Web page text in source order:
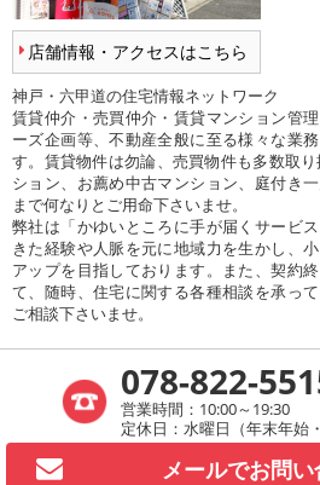
店舗情報・アクセスはこちら
神戸・六甲道の住宅情報ネットワーク
賃貸仲介・売買仲介・賃貸マンション管
ーズ企画等、不動産全般に至る様々な業
す。賃貸物件は勿論、売買物件も多数取
ション、お薦め中古マンション、庭付き
まで何なりとご用命下さいませ。
弊社は「かゆいところに手が届くサービ
きた経験や人脈を元に地域力を生かし、
アップを目指しております。また、契約
て、随時、住宅に関する各種相談を承っ
ご相談下さいませ。
078-822-
営業時間：10:00～19:30
定休日：水曜日（年末年始
メールでお問